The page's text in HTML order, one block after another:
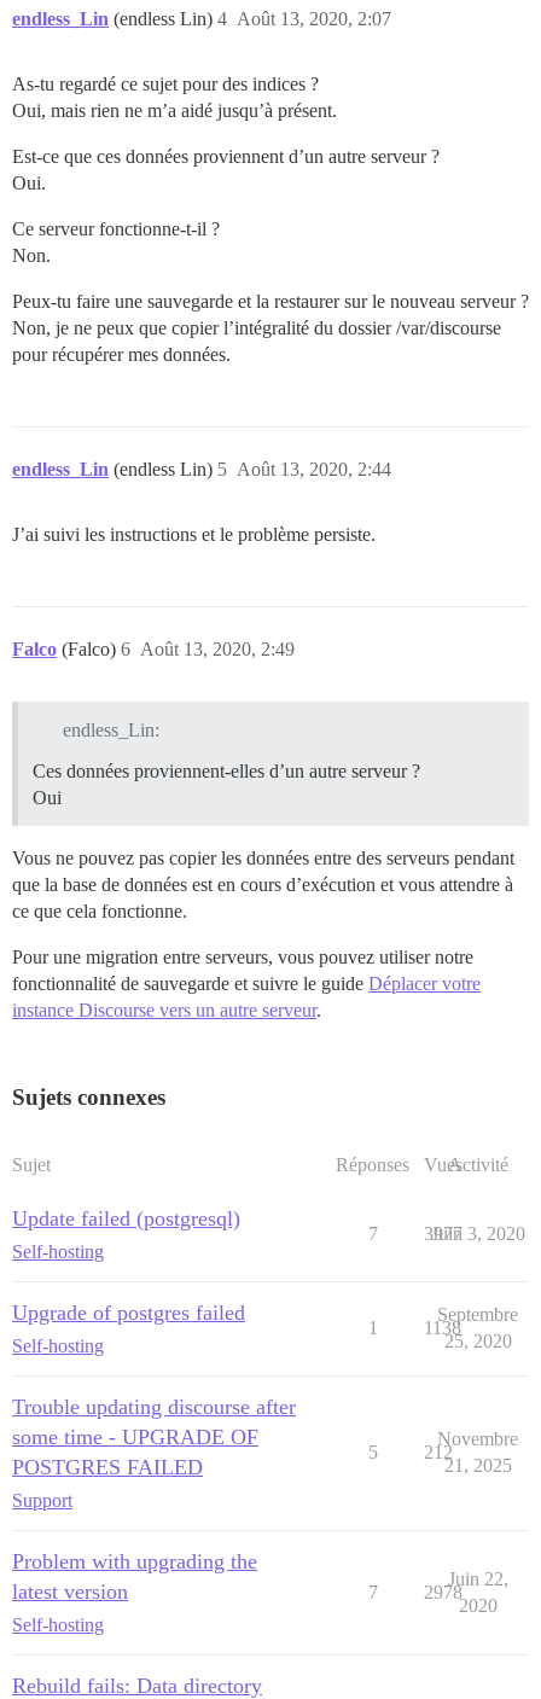
endless_Lin (endless Lin) Août 13, 2020, 2:07
4
As-tu regardé ce sujet pour des indices ?
Oui, mais rien ne m’a aidé jusqu’à présent.
Est-ce que ces données proviennent d’un autre serveur ?
Oui.
Ce serveur fonctionne-t-il ?
Non.
Peux-tu faire une sauvegarde et la restaurer sur le nouveau serveur ?
Non, je ne peux que copier l’intégralité du dossier /var/discourse
pour récupérer mes données.
endless_Lin (endless Lin) Août 13, 2020, 2:44
5
J’ai suivi les instructions et le problème persiste.
Falco (Falco) Août 13, 2020, 2:49
6
endless_Lin:
Ces données proviennent-elles d’un autre serveur ?
Oui
Vous ne pouvez pas copier les données entre des serveurs pendant
que la base de données est en cours d’exécution et vous attendre à
ce que cela fonctionne.
Pour une migration entre serveurs, vous pouvez utiliser notre
fonctionnalité de sauvegarde et suivre le guide Déplacer votre
instance Discourse vers un autre serveur.
Sujets connexes
Sujet Réponses VuesActivité
Update failed (postgresql)
Self-hosting
7 3977
Juin 3, 2020
Upgrade of postgres failed
Self-hosting
1 1138
Septembre
25, 2020
Trouble updating discourse after
some time - UPGRADE OF
POSTGRES FAILED
Support
5 212
Novembre
21, 2025
Problem with upgrading the
latest version
Self-hosting
7 2978
Juin 22,
2020
Rebuild fails: Data directory